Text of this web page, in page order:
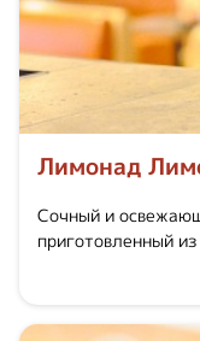
Лимонад
Сочный и
приготовленный